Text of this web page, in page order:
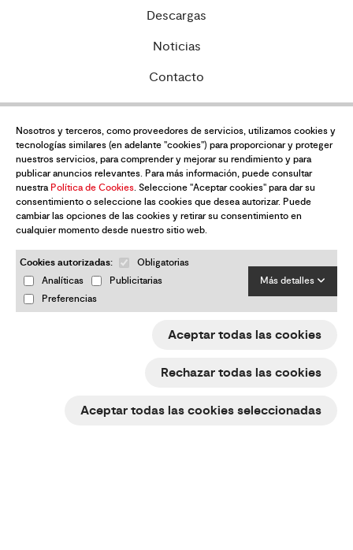
Descargas
Noticias
Contacto
Política de privacidad
Condiciones de venta
Aviso legal
e-Trade ACCIÓ
Devoluciones y Reembolsos – Guía Rápida
Cambiar mis preferencias de cookies
¿Quieres estar al día de todas las
novedades?
Nosotros y terceros, como proveedores de servicios, utilizamos cookies y
tecnologías similares (en adelante "cookies") para proporcionar y proteger
nuestros servicios, para comprender y mejorar su rendimiento y para
publicar anuncios relevantes. Para más información, puede consultar
nuestra Política de Cookies. Seleccione "Aceptar cookies" para dar su
consentimiento o seleccione las cookies que desea autorizar. Puede
cambiar las opciones de las cookies y retirar su consentimiento en
cualquier momento desde nuestro sitio web.
Cookies autorizadas:
Obligatorias
Analíticas
Publicitarias
Preferencias
Más detalles
Aceptar todas las cookies
Rechazar todas las cookies
Aceptar todas las cookies seleccionadas